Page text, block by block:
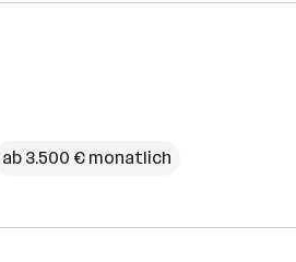
ab 3.500 € monatlich